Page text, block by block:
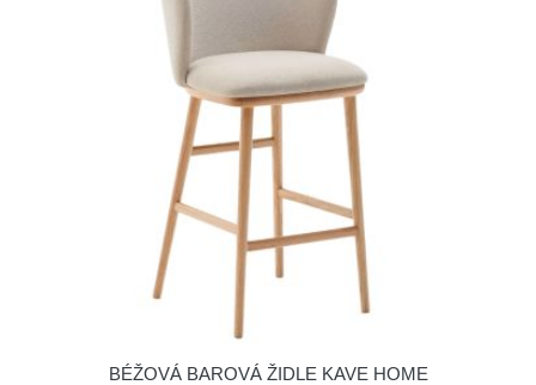
BÉŽOVÁ BAROVÁ ŽIDLE KAVE HOME